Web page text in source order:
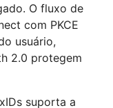
O fluxo de
com PKCE
usuário,
2.0 protegem
suporta a